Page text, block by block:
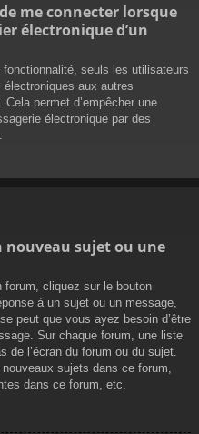
me connecter lorsque
électronique d’un
seuls les utilisateurs
aux autres
permet d’empêcher une
électronique par des
nouveau sujet ou une
forum, cliquez sur le bouton
à un sujet ou un message,
peut que vous ayez besoin d’être
Sur chaque forum, une liste
l’écran du forum ou du sujet.
sujets dans ce forum,
dans ce forum, etc.